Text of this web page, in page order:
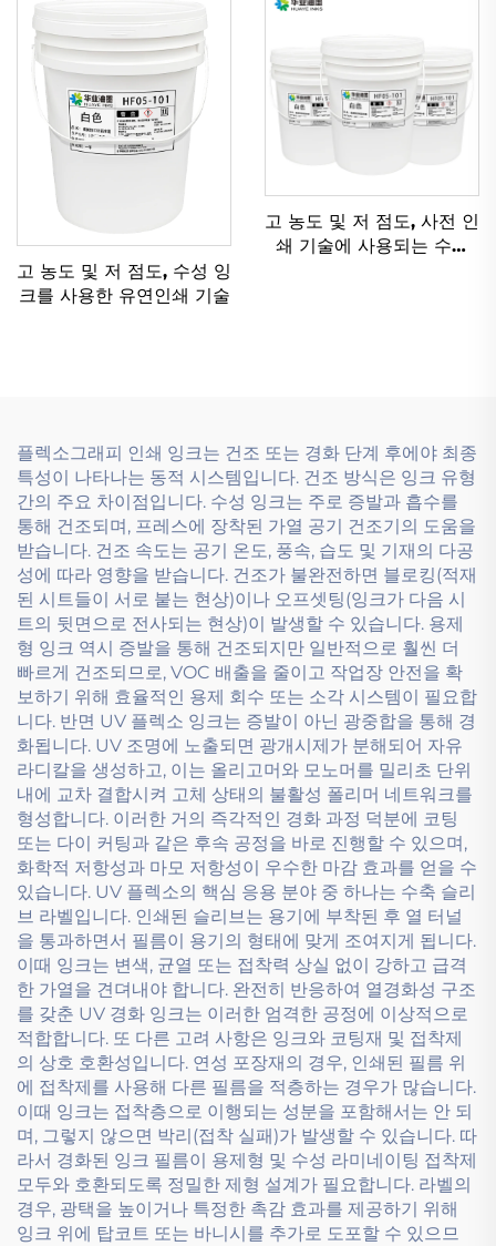
고 농도 및 저 점도, 수성 잉
크를 사용한 유연인쇄 기술
고 농도 및 저 점도, 사전 인
쇄 기술에 사용되는 수성
플렉소그래피 인쇄 잉크는 건조 또는 경화 단계 후에야 최종
특성이 나타나는 동적 시스템입니다. 건조 방식은 잉크 유형
간의 주요 차이점입니다. 수성 잉크는 주로 증발과 흡수를
통해 건조되며, 프레스에 장착된 가열 공기 건조기의 도움을
받습니다. 건조 속도는 공기 온도, 풍속, 습도 및 기재의 다공
성에 따라 영향을 받습니다. 건조가 불완전하면 블로킹(적재
된 시트들이 서로 붙는 현상)이나 오프셋팅(잉크가 다음 시
트의 뒷면으로 전사되는 현상)이 발생할 수 있습니다. 용제
형 잉크 역시 증발을 통해 건조되지만 일반적으로 훨씬 더
빠르게 건조되므로, VOC 배출을 줄이고 작업장 안전을 확
보하기 위해 효율적인 용제 회수 또는 소각 시스템이 필요합
니다. 반면 UV 플렉소 잉크는 증발이 아닌 광중합을 통해 경
화됩니다. UV 조명에 노출되면 광개시제가 분해되어 자유
라디칼을 생성하고, 이는 올리고머와 모노머를 밀리초 단위
내에 교차 결합시켜 고체 상태의 불활성 폴리머 네트워크를
형성합니다. 이러한 거의 즉각적인 경화 과정 덕분에 코팅
또는 다이 커팅과 같은 후속 공정을 바로 진행할 수 있으며,
화학적 저항성과 마모 저항성이 우수한 마감 효과를 얻을 수
있습니다. UV 플렉소의 핵심 응용 분야 중 하나는 수축 슬리
브 라벨입니다. 인쇄된 슬리브는 용기에 부착된 후 열 터널
을 통과하면서 필름이 용기의 형태에 맞게 조여지게 됩니다.
이때 잉크는 변색, 균열 또는 접착력 상실 없이 강하고 급격
한 가열을 견뎌내야 합니다. 완전히 반응하여 열경화성 구조
를 갖춘 UV 경화 잉크는 이러한 엄격한 공정에 이상적으로
적합합니다. 또 다른 고려 사항은 잉크와 코팅재 및 접착제
의 상호 호환성입니다. 연성 포장재의 경우, 인쇄된 필름 위
에 접착제를 사용해 다른 필름을 적층하는 경우가 많습니다.
이때 잉크는 접착층으로 이행되는 성분을 포함해서는 안 되
며, 그렇지 않으면 박리(접착 실패)가 발생할 수 있습니다. 따
라서 경화된 잉크 필름이 용제형 및 수성 라미네이팅 접착제
모두와 호환되도록 정밀한 제형 설계가 필요합니다. 라벨의
경우, 광택을 높이거나 특정한 촉감 효과를 제공하기 위해
잉크 위에 탑코트 또는 바니시를 추가로 도포할 수 있으므